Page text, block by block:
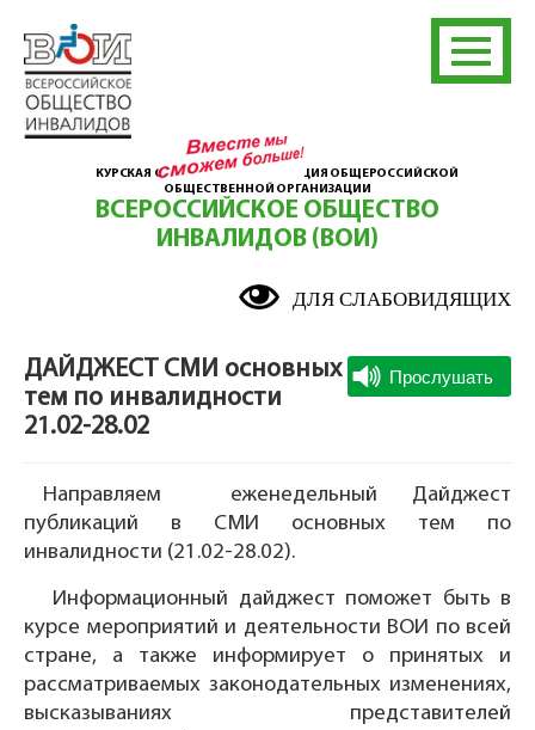
КУРСКАЯ ОБЛАСТНАЯ ОРГАНИЗАЦИЯ ОБЩЕРОССИЙСКОЙ
ОБЩЕСТВЕННОЙ ОРГАНИЗАЦИИ
ВСЕРОССИЙСКОЕ ОБЩЕСТВО
ИНВАЛИДОВ (ВОИ)
ДЛЯ СЛАБОВИДЯЩИХ
ДАЙДЖЕСТ СМИ основных
тем по инвалидности
21.02-28.02
Направляем еженедельный Дайджест
публикаций в СМИ основных тем по
инвалидности (21.02-28.02).
Информационный дайджест поможет быть в
курсе мероприятий и деятельности ВОИ по всей
стране, а также информирует о принятых и
рассматриваемых законодательных изменениях,
высказываниях представителей